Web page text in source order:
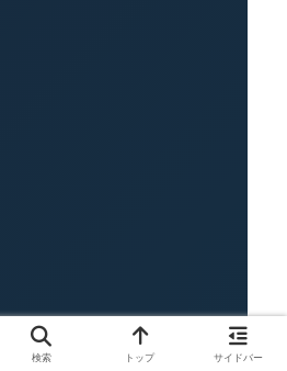
検索 トップ サイドバー